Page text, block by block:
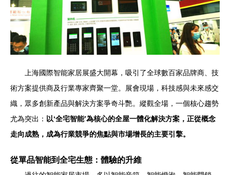
上海國際智能家居展盛大開幕，吸引了全球數百家品牌商、技
術方案提供商及行業專家齊聚一堂。展會現場，科技感與未來感交
織，眾多創新產品與解決方案爭奇斗艷。縱觀全場，一個核心趨勢
尤為突出： 以‘全宅智能’為核心的全屋一體化解決方案，正從概念
走向成熟，成為行業競爭的焦點與市場增長的主要引擎。
從單品智能到全宅生態：體驗的升維